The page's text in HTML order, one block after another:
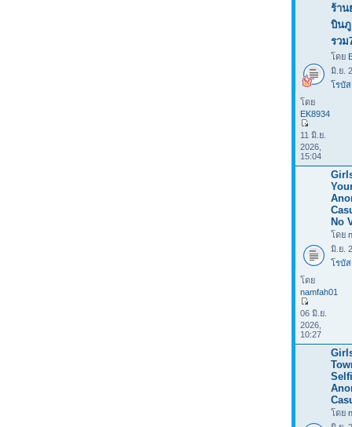
ร้าน
บินภู
รวม
โดย
มิ.ย.
โรบั
โดย
EK8934
11 มิ.ย.
2026,
15:04
No
โดย
มิ.ย.
โรบั
โดย
namfah01
06 มิ.ย.
2026,
10:27
โดย